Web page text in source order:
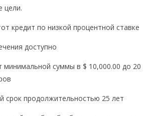
мира
цели.
кредит по низкой процентной ставке
доступно
суммы в $ 10,000.00 до 20
срок продолжительностью 25 лет